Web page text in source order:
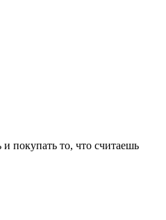
покупать то, что считаешь